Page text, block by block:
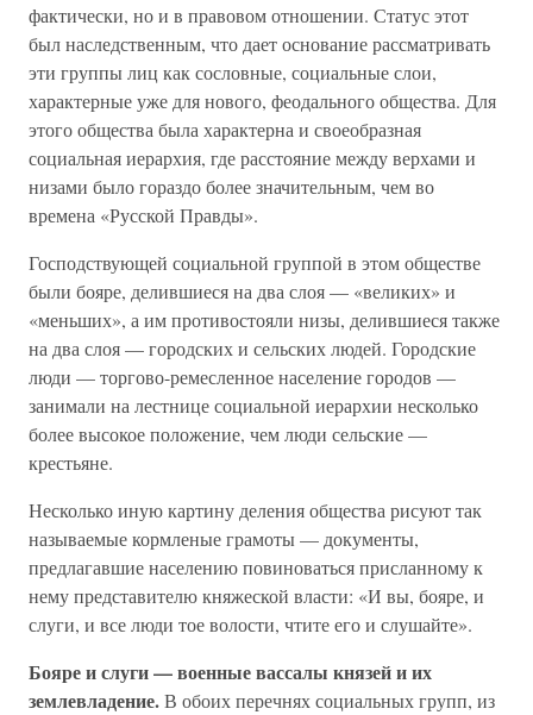
фактически, но и в правовом отношении. Статус этот
был наследственным, что дает основание рассматривать
эти группы лиц как сословные, социальные слои,
характерные уже для нового, феодального общества. Для
этого общества была характерна и своеобразная
социальная иерархия, где расстояние между верхами и
низами было гораздо более значительным, чем во
времена «Русской Правды».
Господствующей социальной группой в этом обществе
были бояре, делившиеся на два слоя — «великих» и
«меньших», а им противостояли низы, делившиеся также
на два слоя — городских и сельских людей. Городские
люди — торгово-ремесленное население городов —
занимали на лестнице социальной иерархии несколько
более высокое положение, чем люди сельские —
крестьяне.
Несколько иную картину деления общества рисуют так
называемые кормленые грамоты — документы,
предлагавшие населению повиноваться присланному к
нему представителю княжеской власти: «И вы, бояре, и
слуги, и все люди тое волости, чтите его и слушайте».
Бояре и слуги — военные вассалы князей и их
землевладение.В обоих перечнях социальных групп, из